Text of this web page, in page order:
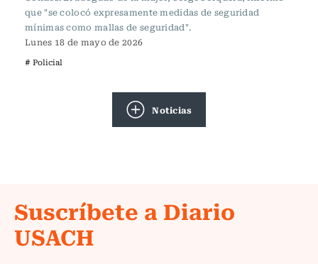
que "se colocó expresamente medidas de seguridad
mínimas como mallas de seguridad".
Lunes 18 de mayo de 2026
# Policial
Noticias